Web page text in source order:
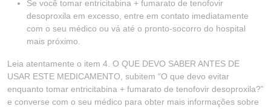
Se você tomar entricitabina + fumarato de tenofovir
desoproxila em excesso, entre em contato imediatamente
com o seu médico ou vá até o pronto-socorro do hospital
mais próximo.
Leia atentamente o item 4. O QUE DEVO SABER ANTES DE
USAR ESTE MEDICAMENTO, subitem “O que devo evitar
enquanto tomar entricitabina + fumarato de tenofovir desoproxila?”
e converse com o seu médico para obter mais informações sobre